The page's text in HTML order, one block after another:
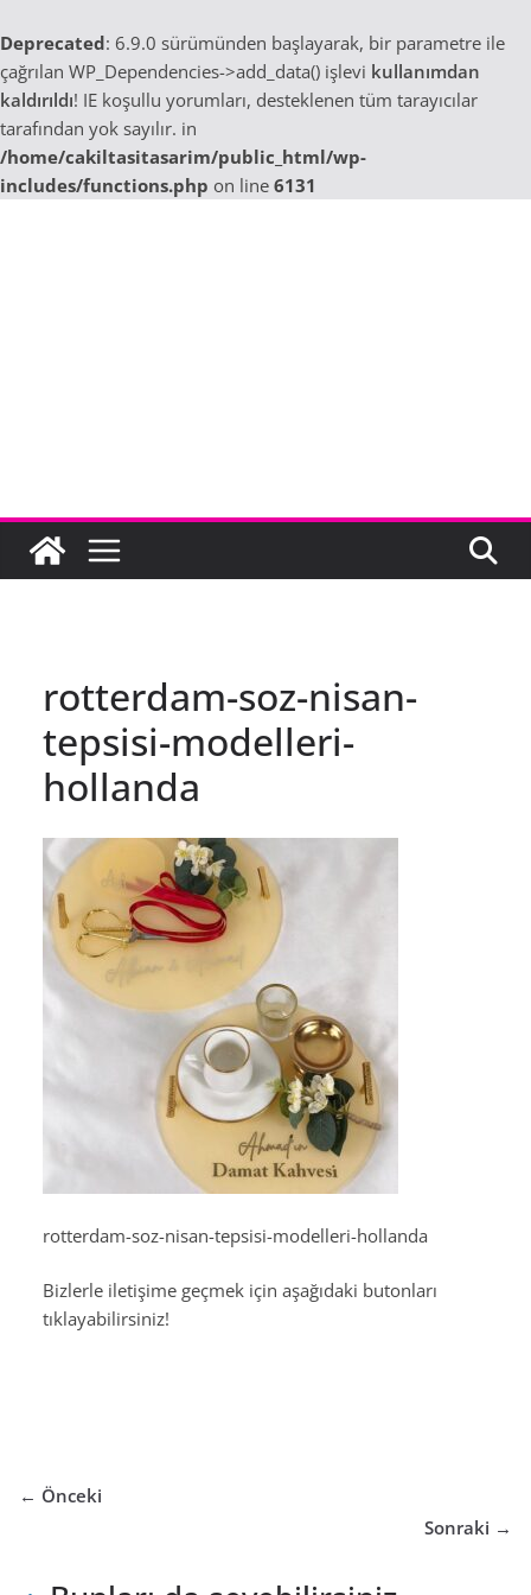
Deprecated: 6.9.0 sürümünden başlayarak, bir parametre ile
çağrılan WP_Dependencies->add_data() işlevi kullanımdan
kaldırıldı! IE koşullu yorumları, desteklenen tüm tarayıcılar
tarafından yok sayılır. in
/home/cakiltasitasarim/public_html/wp-
includes/functions.php on line 6131
rotterdam-soz-nisan-
tepsisi-modelleri-
hollanda
rotterdam-soz-nisan-tepsisi-modelleri-hollanda
Bizlerle iletişime geçmek için aşağıdaki butonları
tıklayabilirsiniz!
← Önceki
Sonraki →